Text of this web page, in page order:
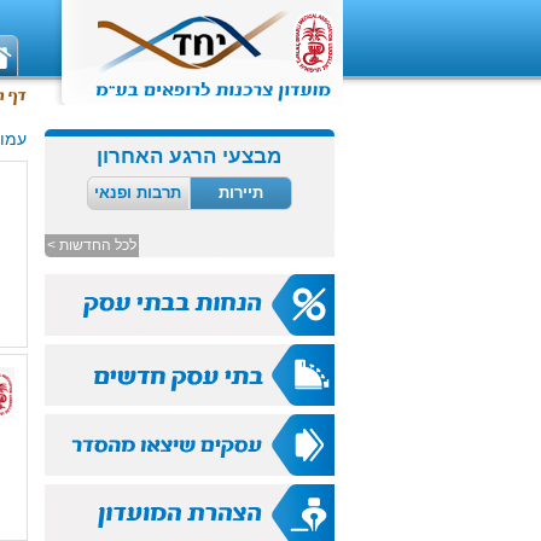
מבצעי הרגע האחרון
תיירות תרבות ופנאי
לכל החדשות >